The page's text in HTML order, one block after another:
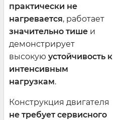
практически не
нагревается, работает
значительно тише и
демонстрирует
высокую устойчивость к
интенсивным
нагрузкам.
Конструкция двигателя
не требует сервисного